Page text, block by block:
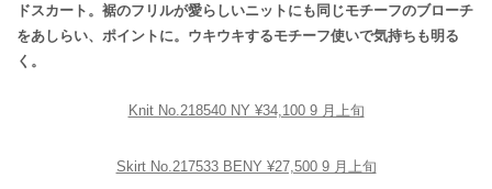
ドスカート。裾のフリルが愛らしいニットにも同じモチーフのブローチ
をあしらい、ポイントに。ウキウキするモチーフ使いで気持ちも明る
く。
Knit No.218540 NY ¥34,100 9 月上旬
Skirt No.217533 BENY ¥27,500 9 月上旬